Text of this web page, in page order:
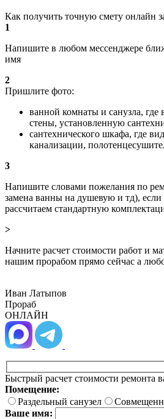
Как получить точную смету онлайн
1
Напишите в любом мессенджере
имя
2
Пришлите фото:
ванной комнаты и санузла, где
стены, установленную
сантехнического шкафа, где
канализации,
3
Напишите словами пожелания по
замена ванны на душевую и тд), если
рассчитаем стандартную
>
Начните расчет стоимости работ и
нашим прорабом прямо сейчас а
Иван Латыпов
Прораб
ОНЛАЙН
Быстрый расчет стоимости ремонта
Помещение:
Раздельный санузел
Ваше имя: